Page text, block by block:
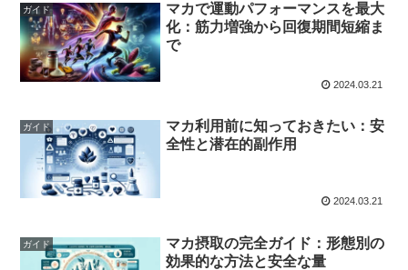
ガイド
マカで運動パフォーマンスを最大
化：筋力増強から回復期間短縮ま
で
2024.03.21
ガイド
マカ利用前に知っておきたい：安
全性と潜在的副作用
2024.03.21
ガイド
マカ摂取の完全ガイド：形態別の
効果的な方法と安全な量